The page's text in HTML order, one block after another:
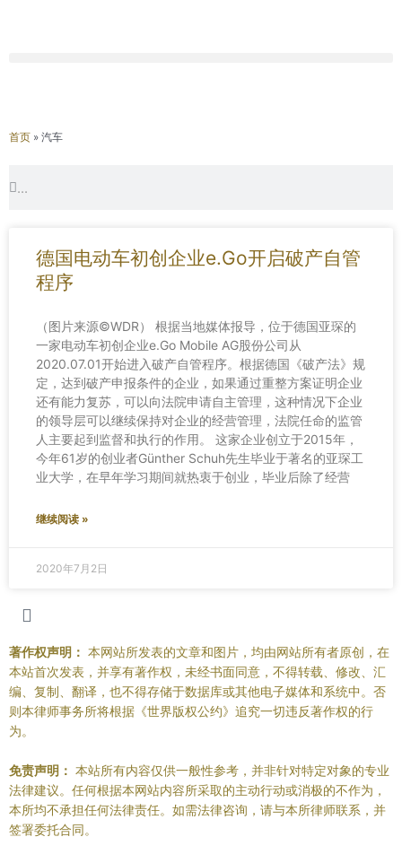
首页 » 汽车
德国电动车初创企业e.Go开启破产自管
程序
（图片来源©WDR） 根据当地媒体报导，位于德国亚琛的
一家电动车初创企业e.Go Mobile AG股份公司从
2020.07.01开始进入破产自管程序。根据德国《破产法》规
定，达到破产申报条件的企业，如果通过重整方案证明企业
还有能力复苏，可以向法院申请自主管理，这种情况下企业
的领导层可以继续保持对企业的经营管理，法院任命的监管
人主要起到监督和执行的作用。 这家企业创立于2015年，
今年61岁的创业者Günther Schuh先生毕业于著名的亚琛工
业大学，在早年学习期间就热衷于创业，毕业后除了经营
继续阅读 »
2020年7月2日
著作权声明： 本网站所发表的文章和图片，均由网站所有者原创，在
本站首次发表，并享有著作权，未经书面同意，不得转载、修改、汇
编、复制、翻译，也不得存储于数据库或其他电子媒体和系统中。否
则本律师事务所将根据《世界版权公约》追究一切违反著作权的行
为。
免责声明： 本站所有内容仅供一般性参考，并非针对特定对象的专业
法律建议。任何根据本网站内容所采取的主动行动或消极的不作为，
本所均不承担任何法律责任。如需法律咨询，请与本所律师联系，并
签署委托合同。